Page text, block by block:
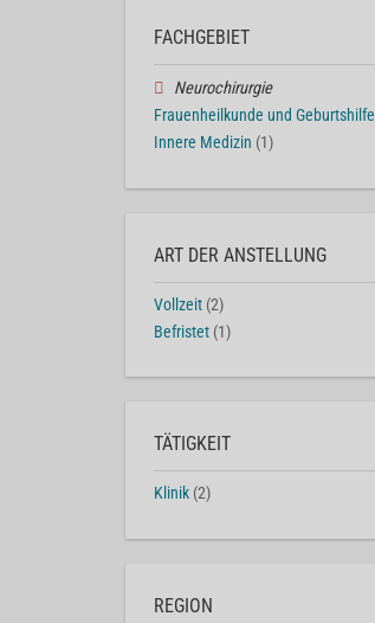
FACHGEBIET
Neurochirurgie
Frauenheilkunde und Geburtshilfe
Innere Medizin (1)
ART DER ANSTELLUNG
Vollzeit (2)
Befristet (1)
TÄTIGKEIT
Klinik (2)
REGION